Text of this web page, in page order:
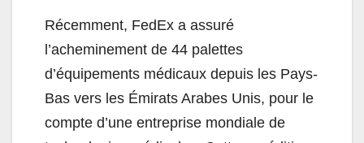
Récemment, FedEx a assuré
l’acheminement de 44 palettes
d’équipements médicaux depuis les Pays-
Bas vers les Émirats Arabes Unis, pour le
compte d’une entreprise mondiale de